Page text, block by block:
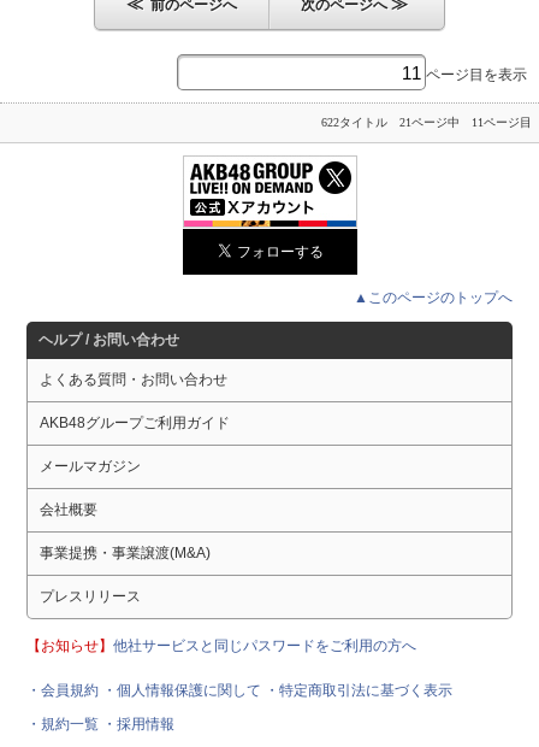
≪ 前のページへ 次のページへ≫
ページ目を表示
622タイトル 21ページ中 11ページ目
▲このページのトップへ
ヘルプ / お問い合わせ
よくある質問・お問い合わせ
AKB48グループご利用ガイド
メールマガジン
会社概要
事業提携・事業譲渡(M&A)
プレスリリース
【お知らせ】他社サービスと同じパスワードをご利用の方へ
・会員規約 ・個人情報保護に関して
・特定商取引法に基づく表示
・規約一覧 ・採用情報